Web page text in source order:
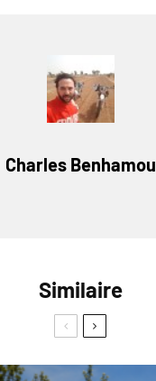
Charles Benhamou
Similaire